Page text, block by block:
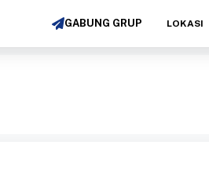
GABUNG GRUP LOKASI